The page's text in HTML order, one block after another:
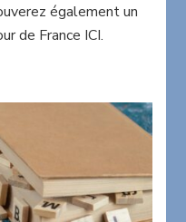
également un
de France ICI.